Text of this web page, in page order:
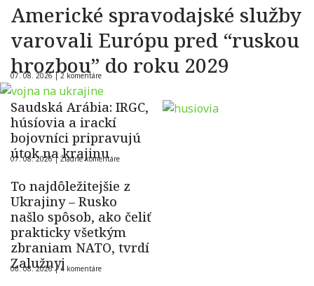
Americké spravodajské služby
varovali Európu pred “ruskou
hrozbou” do roku 2029
07. 08. 2026 |2 komentáre
Saudská Arábia: IRGC,
húsíovia a irackí
bojovníci pripravujú
útok na krajinu
07. 08. 2026 |Žiadne komentáre
To najdôležitejšie z
Ukrajiny – Rusko
našlo spôsob, ako čeliť
prakticky všetkým
zbraniam NATO, tvrdí
Zalužnyj
06. 08. 2026 |4 komentáre